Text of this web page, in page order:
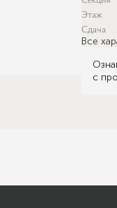
Этаж
Сдача
Все
с